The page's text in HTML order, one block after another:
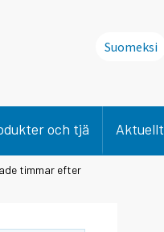
Suomeksi
och tjä Aktuellt
timmar efter